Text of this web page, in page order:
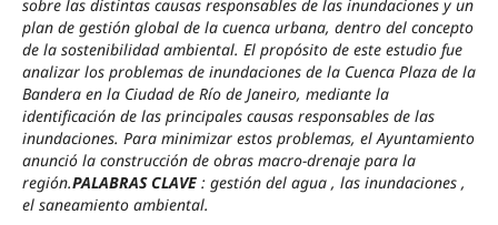
sobre las distintas causas responsables de las inundaciones y un
plan de gestión global de la cuenca urbana, dentro del concepto
de la sostenibilidad ambiental. El propósito de este estudio fue
analizar los problemas de inundaciones de la Cuenca Plaza de la
Bandera en la Ciudad de Río de Janeiro, mediante la
identificación de las principales causas responsables de las
inundaciones. Para minimizar estos problemas, el Ayuntamiento
anunció la construcción de obras macro-drenaje para la
región.PALABRAS CLAVE: gestión del agua , las inundaciones ,
el saneamiento ambiental.